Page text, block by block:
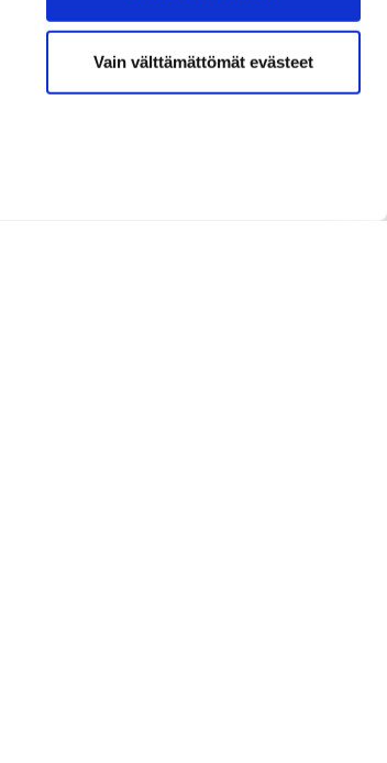
Vain välttämättömät evästeet